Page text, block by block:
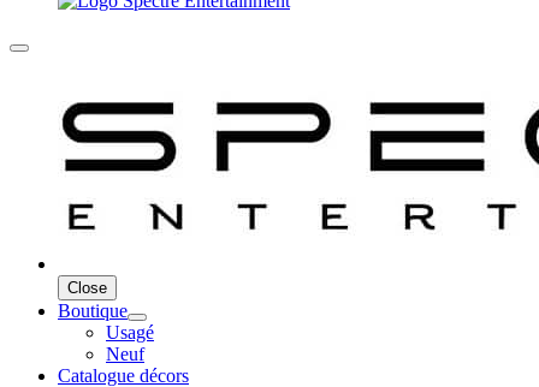
Close
Boutique
Usagé
Neuf
Catalogue décors